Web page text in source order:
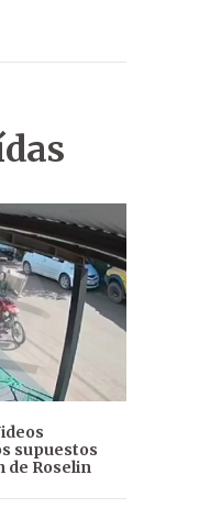
supuestos
de Roselin